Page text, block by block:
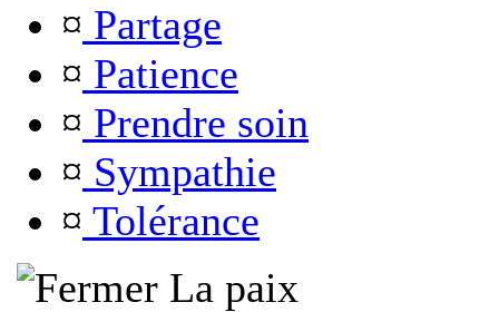
¤ Partage
¤ Patience
¤ Prendre soin
¤ Sympathie
¤ Tolérance
La paix